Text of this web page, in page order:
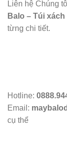
Liên hệ Chúng
Balo – Túi
từng chi tiết.
Hotline:
Email:
cụ thể